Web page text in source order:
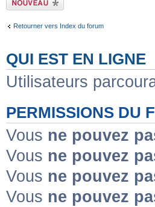
sujet
Retourner vers Index du forum
QUI EST EN LIGNE
Utilisateurs
PERMISSIONS DU
Vous ne pouvez
Vous ne pouvez
Vous ne pouvez
Vous ne pouvez